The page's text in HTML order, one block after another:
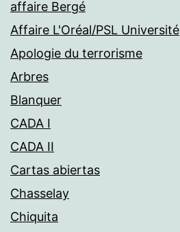
affaire Bergé
Affaire L'Oréal/PSL Université
Apologie du terrorisme
Arbres
Blanquer
CADA I
CADA II
Cartas abiertas
Chasselay
Chiquita